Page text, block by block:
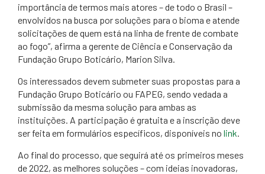
importância de termos mais atores – de todo o Brasil –
envolvidos na busca por soluções para o bioma e atende
solicitações de quem está na linha de frente de combate
ao fogo”, afirma a gerente de Ciência e Conservação da
Fundação Grupo Boticário, Marion Silva.
Os interessados devem submeter suas propostas para a
Fundação Grupo Boticário ou FAPEG, sendo vedada a
submissão da mesma solução para ambas as
instituições. A participação é gratuita e a inscrição deve
ser feita em formulários específicos, disponíveis no link.
Ao final do processo, que seguirá até os primeiros meses
de 2022, as melhores soluções – com ideias inovadoras,